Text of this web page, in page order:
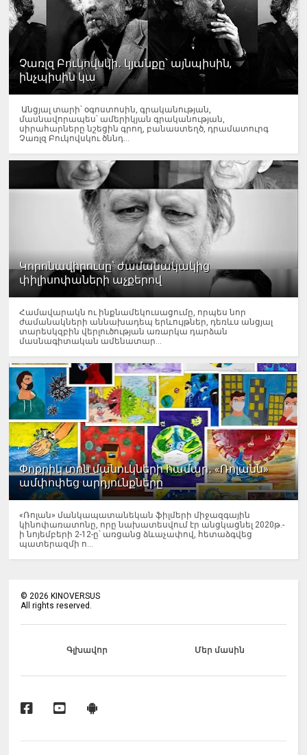
Չառլզ Բուկովսկի․ կյանքը՝ այնպիսին,
ինչպիսին կա
Անցյալ տարի՝ օգոստոսին, գրականության,
մասնավորապես՝ ամերիկյան գրականության,
սիրահարները նշեցին գրող, բանաստեղծ, դրամատուրգ
Չառլզ Բուկովսկու ծննդ...
Կորոնավիրուսը՝ ժամանակակից
փիլիսոփաների աչքերով
Համավարակն ու ինքնամեկուսացումը, որպես նոր
ժամանակների աննախադեպ երևույթներ, դեռևս անցյալ
տարեսկզբին վերլուծության առարկա դարձան
մասնագիտական ամենատար...
Փոքրիկ տոն մանուկների համար․ «Ռոլանն»
ամփոփեց արդյունքները
«Ռոլան» մանկապատանեկան ֆիլմերի միջազգային
կինոփառատոնը, որը նախատեսվում էր անցկացնել 2020թ.-
ի նոյեմբերի 2-12-ը՝ առցանց ձևաչափով, հետաձգվեց
պատերազմի ո...
©2026 KINOVERSUS
All rights reserved.
Գլխավոր Մեր մասին